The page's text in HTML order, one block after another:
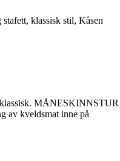
stafett, klassisk stil, Kåsen
MÅNESKINNSTUR
av kveldsmat inne på